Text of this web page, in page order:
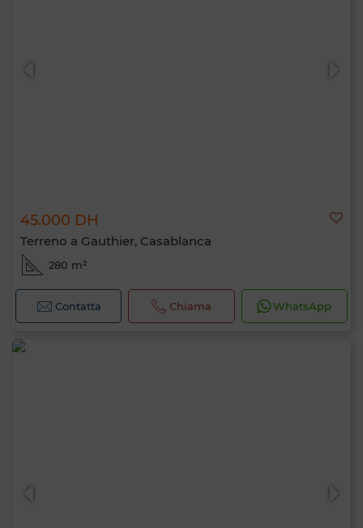
45.000 DH
Terreno a Gauthier, Casablanca
280 m²
Contatta Chiama WhatsApp